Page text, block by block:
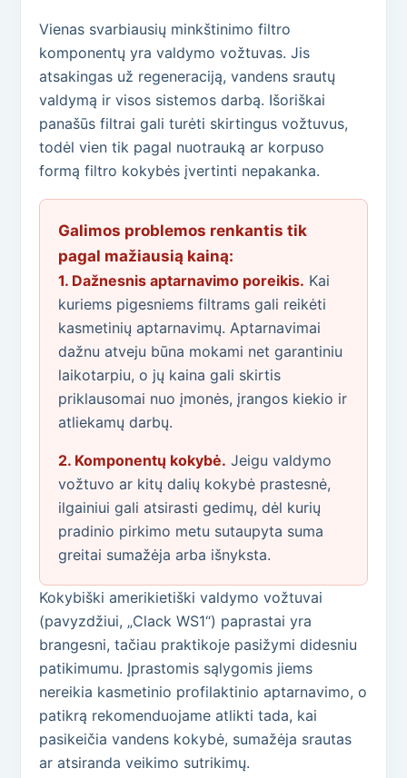
Vienas svarbiausių minkštinimo filtro
komponentų yra valdymo vožtuvas. Jis
atsakingas už regeneraciją, vandens srautų
valdymą ir visos sistemos darbą. Išoriškai
panašūs filtrai gali turėti skirtingus vožtuvus,
todėl vien tik pagal nuotrauką ar korpuso
formą filtro kokybės įvertinti nepakanka.
Galimos problemos renkantis tik
pagal mažiausią kainą:
1. Dažnesnis aptarnavimo poreikis. Kai
kuriems pigesniems filtrams gali reikėti
kasmetinių aptarnavimų. Aptarnavimai
dažnu atveju būna mokami net garantiniu
laikotarpiu, o jų kaina gali skirtis
priklausomai nuo įmonės, įrangos kiekio ir
atliekamų darbų.
2. Komponentų kokybė. Jeigu valdymo
vožtuvo ar kitų dalių kokybė prastesnė,
ilgainiui gali atsirasti gedimų, dėl kurių
pradinio pirkimo metu sutaupyta suma
greitai sumažėja arba išnyksta.
Kokybiški amerikietiški valdymo vožtuvai
(pavyzdžiui, „Clack WS1“) paprastai yra
brangesni, tačiau praktikoje pasižymi didesniu
patikimumu. Įprastomis sąlygomis jiems
nereikia kasmetinio profilaktinio aptarnavimo, o
patikrą rekomenduojame atlikti tada, kai
pasikeičia vandens kokybė, sumažėja srautas
ar atsiranda veikimo sutrikimų.